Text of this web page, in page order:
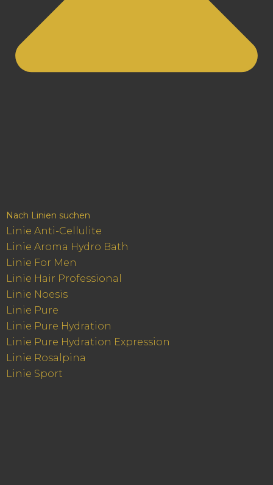
Nach Linien suchen
Linie Anti-Cellulite
Linie Aroma Hydro Bath
Linie For Men
Linie Hair Professional
Linie Noesis
Linie Pure
Linie Pure Hydration
Linie Pure Hydration Expression
Linie Rosalpina
Linie Sport